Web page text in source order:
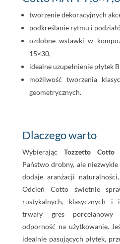
tworzenie dekoracyjnych
podkreślanie rytmu i
ozdobne wstawki w
15×30,
idealne uzupełnienie płytek
możliwość tworzenia
geometrycznych.
Dlaczego warto
WybierającTozzetto Cotto
Państwo drobny, ale
dodaje aranżacji
Odcień Cotto świetnie
rustykalnych, klasycznych i
trwały gres porcelanowy
odporność na użytkowanie.
idealnie pasujących płytek,